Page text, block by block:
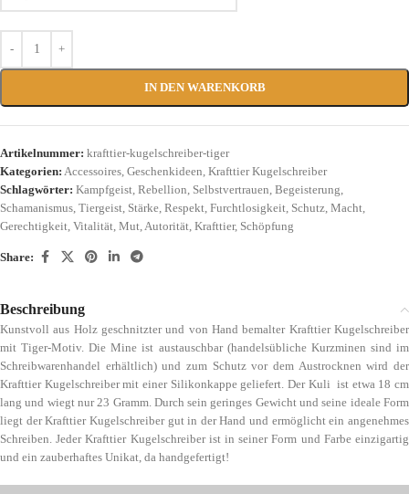
IN DEN WARENKORB
Artikelnummer: krafttier-kugelschreiber-tiger
Kategorien: Accessoires, Geschenkideen, Krafttier Kugelschreiber
Schlagwörter: Kampfgeist, Rebellion, Selbstvertrauen, Begeisterung,
Schamanismus, Tiergeist, Stärke, Respekt, Furchtlosigkeit, Schutz, Macht,
Gerechtigkeit, Vitalität, Mut,Autorität, Krafttier, Schöpfung
Share:
Beschreibung
Kunstvoll aus Holz geschnitzter und von Hand bemalter Krafttier Kugelschreiber
mit Tiger-Motiv. Die Mine ist austauschbar (handelsübliche Kurzminen sind im
Schreibwarenhandel erhältlich) und zum Schutz vor dem Austrocknen wird der
Krafttier Kugelschreiber mit einer Silikonkappe geliefert. Der Kuli ist etwa 18 cm
lang und wiegt nur 23 Gramm. Durch sein geringes Gewicht und seine ideale Form
liegt der Krafttier Kugelschreiber gut in der Hand und ermöglicht ein angenehmes
Schreiben. Jeder Krafttier Kugelschreiber ist in seiner Form und Farbe einzigartig
und ein zauberhaftes Unikat, da handgefertigt!